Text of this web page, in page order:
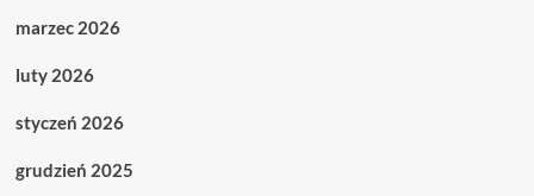
marzec 2026
luty 2026
styczeń 2026
grudzień 2025